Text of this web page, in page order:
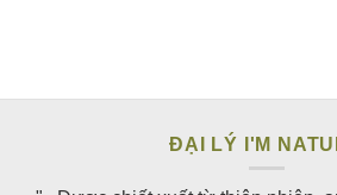
ĐẠI LÝ I'M